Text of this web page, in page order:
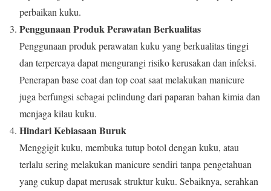
perbaikan kuku.
Penggunaan Produk Perawatan Berkualitas
Penggunaan produk perawatan kuku yang berkualitas tinggi
dan terpercaya dapat mengurangi risiko kerusakan dan infeksi.
Penerapan base coat dan top coat saat melakukan manicure
juga berfungsi sebagai pelindung dari paparan bahan kimia dan
menjaga kilau kuku.
Hindari Kebiasaan Buruk
Menggigit kuku, membuka tutup botol dengan kuku, atau
terlalu sering melakukan manicure sendiri tanpa pengetahuan
yang cukup dapat merusak struktur kuku. Sebaiknya, serahkan